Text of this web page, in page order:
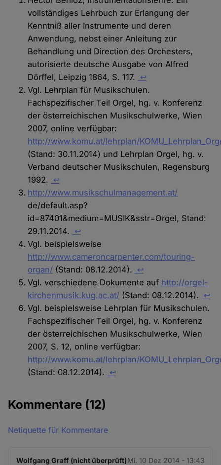
vollständiges Lehrbuch zur Erlangung der
Kenntniß aller Instrumente und deren
Anwendung, nebst einer Anleitung zur
Behandlung und Direction des Orchesters,
autorisierte deutsche Ausgabe von Alfred
Dörffel, Leipzig 1864, S. 117. ↩
Vgl. Lehrplan für Musikschulen.
Fachspezifischer Teil Orgel, hg. v. Konferenz
der österreichischen Musikschulwerke, Wien
2007, online verfügbar:
http://www.komu.at/lehrplan/
(Stand: 30.11.2014) und Lehrplan Orgel, hg. v.
Verband deutscher Musikschulen, Regensburg
1992. ↩
http://www.musikschulmanagement.at/
de/default.asp?
id=87401&medium=MUSIK&sstr=Orgel, Stand:
29.11.2014. ↩
Vgl. beispielsweise
http://www.cameroncarpenter.com/touring-
organ/ (Stand: 08.12.2014). ↩
Vgl. verschiedene Dokumente auf http://orgel-
kirchenmusik.kug.ac.at/ (Stand: 08.12.2014). ↩
Vgl. beispielsweise Lehrplan für Musikschulen.
Fachspezifischer Teil Orgel, hg. v. Konferenz
der österreichischen Musikschulwerke, Wien
2007, S. 12, online verfügbar:
http://www.komu.at/lehrplan/
(Stand: 08.12.2014). ↩
Kommentare (12)
Netiquette für Kommentare
Wolfgang Graff (nicht überprüft)Mi. 10 Dez 2014 - 13:43